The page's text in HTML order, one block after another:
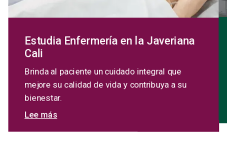
Estudia Enfermería en la Javeriana
Cali
Brinda al paciente un cuidado integral que
mejore su calidad de vida y contribuya a su
bienestar.
Lee mássobre Estudia Enfermería en la Javeriana